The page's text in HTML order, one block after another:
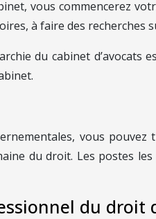
vous commencerez
à faire des recherches
du cabinet
vous
du droit. Les postes
du droit